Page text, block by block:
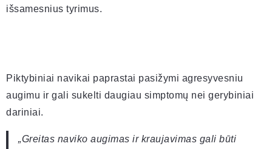
išsamesnius tyrimus.
Piktybiniai navikai paprastai pasižymi agresyvesniu
augimu ir gali sukelti daugiau simptomų nei gerybiniai
dariniai.
„Greitas naviko augimas ir kraujavimas gali būti